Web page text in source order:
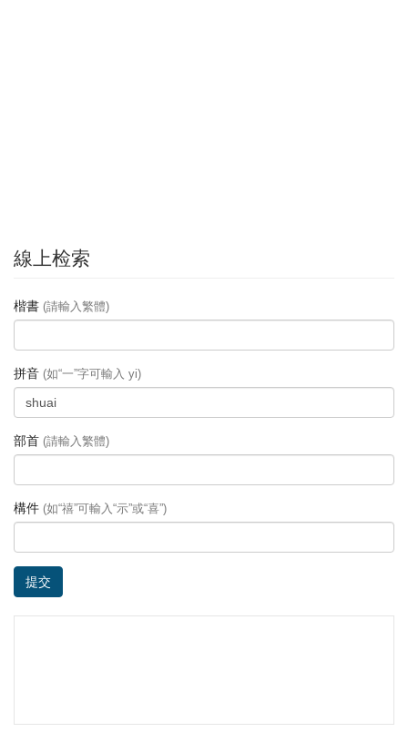
線上检索
楷書 (請輸入繁體)
拼音 (如“一”字可輸入 yi)
部首 (請輸入繁體)
構件 (如“禧”可輸入“示”或“喜”)
提交